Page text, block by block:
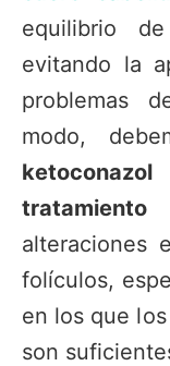
equilibrio
evitando la
problemas
modo,
ketoconazol
tratamiento
alteraciones
folículos,
en los que
son